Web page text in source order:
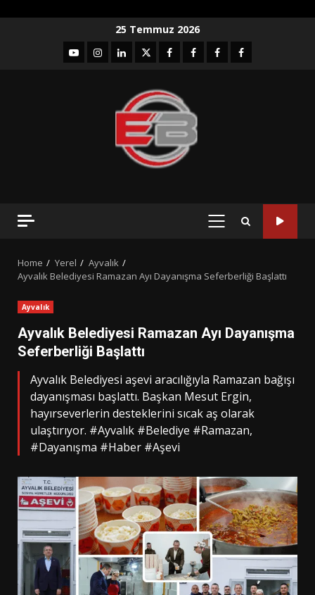
25 Temmuz 2026
YouTubeInstagram
LinkedIntwitterfacebook-Facebook-
Facebook-Facebook-
PRIMARY
Home Yerel
Ayvalık
Ayvalık Belediyesi Ramazan Ayı Dayanışma Seferberliği Başlattı
Ayvalık
Ayvalık Belediyesi Ramazan Ayı Dayanışma
Seferberliği Başlattı
Ayvalık Belediyesi aşevi aracılığıyla Ramazan bağışı
dayanışması başlattı. Başkan Mesut Ergin,
hayırseverlerin desteklerini sıcak aş olarak
ulaştırıyor. #Ayvalık #Belediye #Ramazan,
#Dayanışma #Haber #Aşevi